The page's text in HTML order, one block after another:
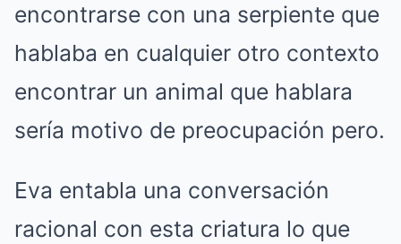
encontrarse con una serpiente que
hablaba en cualquier otro contexto
encontrar un animal que hablara
sería motivo de preocupación pero.
Eva entabla una conversación
racional con esta criatura lo que